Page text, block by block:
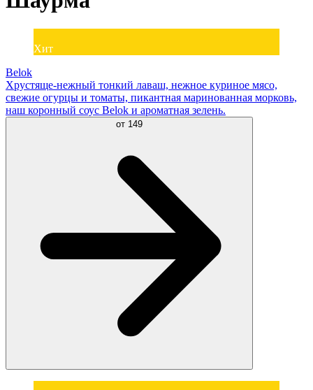
Хит
Belok
Хрустяще-нежный тонкий лаваш, нежное куриное мясо,
свежие огурцы и томаты, пикантная маринованная морковь,
наш коронный соус Belok и ароматная зелень.
от 149